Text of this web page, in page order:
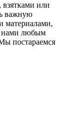
или
важную
материалами,
нами любым
постараемся